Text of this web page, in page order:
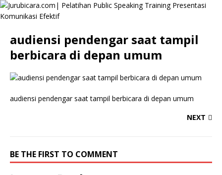
audiensi pendengar saat tampil
berbicara di depan umum
audiensi pendengar saat tampil berbicara di depan umum
NEXT
BE THE FIRST TO COMMENT